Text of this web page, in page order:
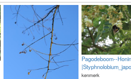
Pagodeboom--
kenmerk